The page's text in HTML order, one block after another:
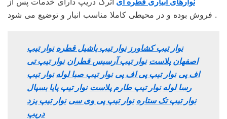
فروش بوده و در محیطی کاملا مناسب انبار و توضیع می شود .
نوار تیپ کشاورز نوار تیپ یاشیل قطره نوار تیپ
اصفهان پلاست نوار تیپ آرسیس قطران نوار تیپ تی
اف پی نوار تیپ پی اف پی نوار تیپ صبا لوله نوار تیپ
رسا لوله نوار تیپ طارم پلاست نوار تیپ پایا بسپال
نوار تیپ تک ستاره نوار تیپ پی وی سی نوار تیپ یزد
دریپ